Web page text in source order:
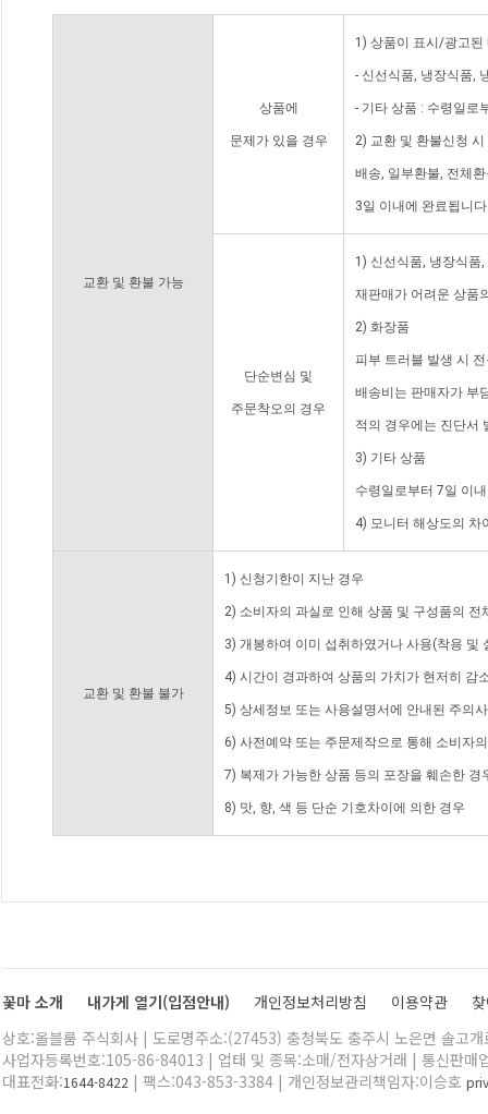
교환 및 환불 가능
상품에
문제가 있을 경우
1) 상품이 표시/광고된
- 신선식품, 냉장식품,
- 기타 상품 : 수령일로
2) 교환 및 환불신청
배송, 일부환불, 전체
3일 이내에 완료됩니
단순변심 및
주문착오의 경우
1) 신선식품, 냉장식품
재판매가 어려운 상품
2) 화장품
피부 트러블 발생 시
배송비는 판매자가 부
적의 경우에는 진단서
3) 기타 상품
수령일로부터 7일 이
4) 모니터 해상도의 차
교환 및 환불 불가
1) 신청기한이 지난 경우
2) 소비자의 과실로 인해 상품 및 구성품의
3) 개봉하여 이미 섭취하였거나 사용(착용 및
4) 시간이 경과하여 상품의 가치가 현저히 감
5) 상세정보 또는 사용설명서에 안내된 주의
6) 사전예약 또는 주문제작으로 통해 소비자
7) 복제가 가능한 상품 등의 포장을 훼손한 경
8) 맛, 향, 색 등 단순 기호차이에 의한 경우
꽃마 소개 내가게 열기(입점안내) 개인정보처리방침 이용약관
상호:올블룸 주식회사 | 도로명주소:(27453) 충청북도 충주시 노은면 솔고
사업자등록번호:105-86-84013 | 업태 및 종목:소매/전자상거래 | 통신판매
대표전화:1644-8422 | 팩스:043-853-3384 | 개인정보관리책임자:이승호